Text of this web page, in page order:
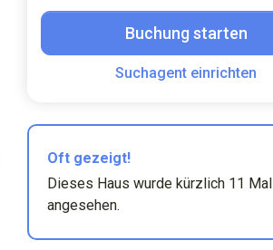
Buchung starten
Suchagent einrichten
Oft gezeigt!
Dieses Haus wurde kürzlich 11 Mal
angesehen.